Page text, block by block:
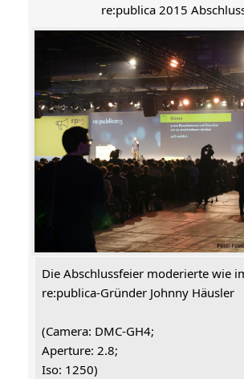
re:publica 2015
Die Abschlussfeier moderierte wie
re:publica-Gründer Johnny Häusler
(Camera: DMC-GH4;
Aperture: 2.8;
Iso: 1250)